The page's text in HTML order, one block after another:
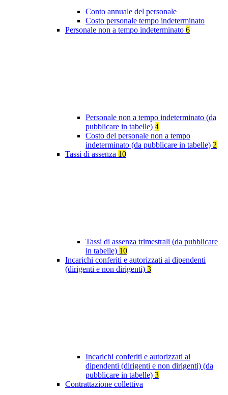
Conto annuale del personale
Costo personale tempo indeterminato
Personale non a tempo indeterminato 6
Personale non a tempo indeterminato (da
pubblicare in tabelle) 4
Costo del personale non a tempo
indeterminato (da pubblicare in tabelle) 2
Tassi di assenza 10
Tassi di assenza trimestrali (da pubblicare
in tabelle) 10
Incarichi conferiti e autorizzati ai dipendenti
(dirigenti e non dirigenti) 3
Incarichi conferiti e autorizzati ai
dipendenti (dirigenti e non dirigenti) (da
pubblicare in tabelle) 3
Contrattazione collettiva